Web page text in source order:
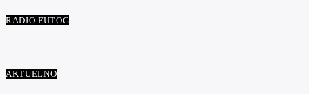
RADIO FUTOG
AKTUELNO